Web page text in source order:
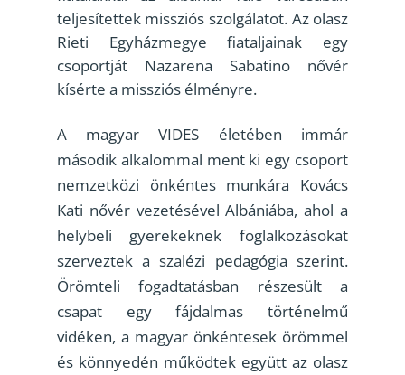
teljesítettek missziós szolgálatot. Az olasz
Rieti Egyházmegye fiataljainak egy
csoportját Nazarena Sabatino nővér
kísérte a missziós élményre.
A magyar VIDES életében immár
második alkalommal ment ki egy csoport
nemzetközi önkéntes munkára Kovács
Kati nővér vezetésével Albániába, ahol a
helybeli gyerekeknek foglalkozásokat
szerveztek a szalézi pedagógia szerint.
Örömteli fogadtatásban részesült a
csapat egy fájdalmas történelmű
vidéken, a magyar önkéntesek örömmel
és könnyedén működtek együtt az olasz